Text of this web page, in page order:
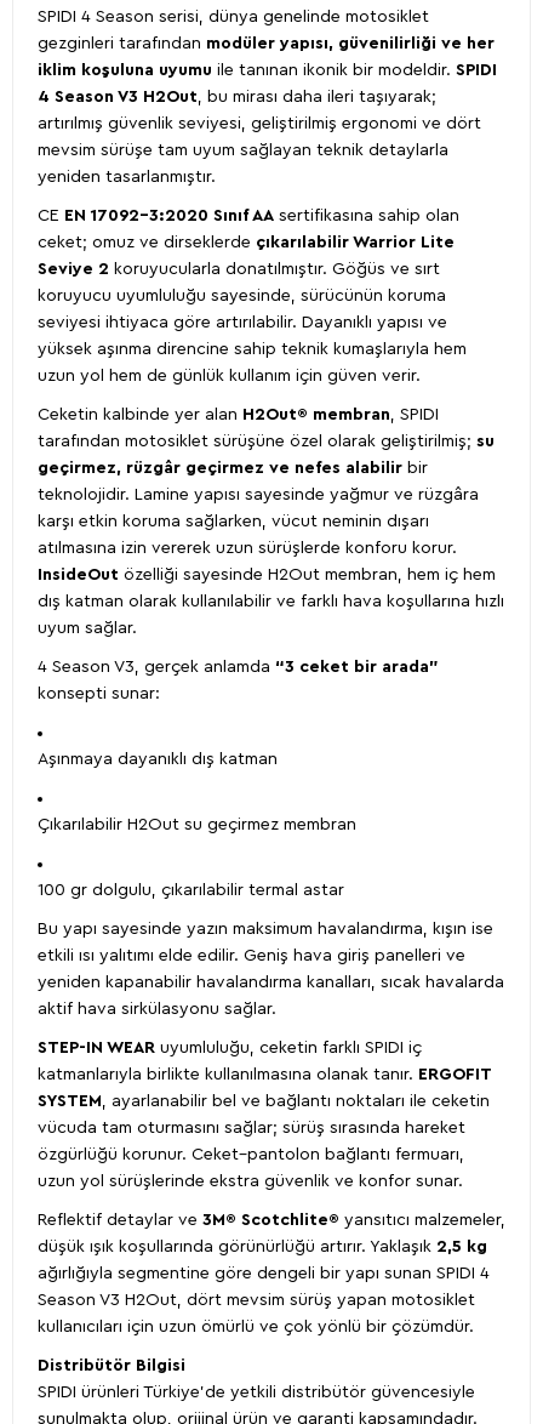
SPIDI 4 Season serisi, dünya genelinde motosiklet
gezginleri tarafından modüler yapısı, güvenilirliği ve her
iklim koşuluna uyumu ile tanınan ikonik bir modeldir. SPIDI
4 Season V3 H2Out, bu mirası daha ileri taşıyarak;
artırılmış güvenlik seviyesi, geliştirilmiş ergonomi ve dört
mevsim sürüşe tam uyum sağlayan teknik detaylarla
yeniden tasarlanmıştır.
CE EN 17092-3:2020 Sınıf AA sertifikasına sahip olan
ceket; omuz ve dirseklerde çıkarılabilir Warrior Lite
Seviye 2 koruyucularla donatılmıştır. Göğüs ve sırt
koruyucu uyumluluğu sayesinde, sürücünün koruma
seviyesi ihtiyaca göre artırılabilir. Dayanıklı yapısı ve
yüksek aşınma direncine sahip teknik kumaşlarıyla hem
uzun yol hem de günlük kullanım için güven verir.
Ceketin kalbinde yer alan H2Out® membran, SPIDI
tarafından motosiklet sürüşüne özel olarak geliştirilmiş; su
geçirmez, rüzgâr geçirmez ve nefes alabilir bir
teknolojidir. Lamine yapısı sayesinde yağmur ve rüzgâra
karşı etkin koruma sağlarken, vücut neminin dışarı
atılmasına izin vererek uzun sürüşlerde konforu korur.
InsideOut özelliği sayesinde H2Out membran, hem iç hem
dış katman olarak kullanılabilir ve farklı hava koşullarına hızlı
uyum sağlar.
4 Season V3, gerçek anlamda “3 ceket bir arada”
konsepti sunar:
Aşınmaya dayanıklı dış katman
Çıkarılabilir H2Out su geçirmez membran
100 gr dolgulu, çıkarılabilir termal astar
Bu yapı sayesinde yazın maksimum havalandırma, kışın ise
etkili ısı yalıtımı elde edilir. Geniş hava giriş panelleri ve
yeniden kapanabilir havalandırma kanalları, sıcak havalarda
aktif hava sirkülasyonu sağlar.
STEP-IN WEAR uyumluluğu, ceketin farklı SPIDI iç
katmanlarıyla birlikte kullanılmasına olanak tanır. ERGOFIT
SYSTEM , ayarlanabilir bel ve bağlantı noktaları ile ceketin
vücuda tam oturmasını sağlar; sürüş sırasında hareket
özgürlüğü korunur. Ceket–pantolon bağlantı fermuarı,
uzun yol sürüşlerinde ekstra güvenlik ve konfor sunar.
Reflektif detaylar ve 3M® Scotchlite® yansıtıcı malzemeler,
düşük ışık koşullarında görünürlüğü artırır. Yaklaşık 2,5 kg
ağırlığıyla segmentine göre dengeli bir yapı sunan SPIDI 4
Season V3 H2Out, dört mevsim sürüş yapan motosiklet
kullanıcıları için uzun ömürlü ve çok yönlü bir çözümdür.
Distribütör Bilgisi
SPIDI ürünleri Türkiye’de yetkili distribütör güvencesiyle
sunulmakta olup, orijinal ürün ve garanti kapsamındadır.